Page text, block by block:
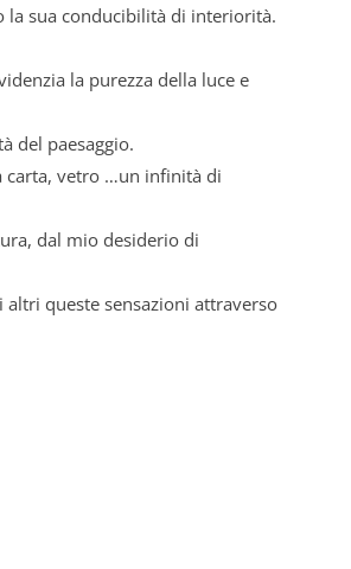
la sua conducibilità di interiorità.
la purezza della luce e
del paesaggio.
carta, vetro …un infinità di
dal mio desiderio di
queste sensazioni attraverso